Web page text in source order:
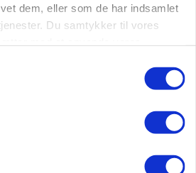
dem, eller som de har indsamlet
Du samtykker til vores
Små justeringer kan give